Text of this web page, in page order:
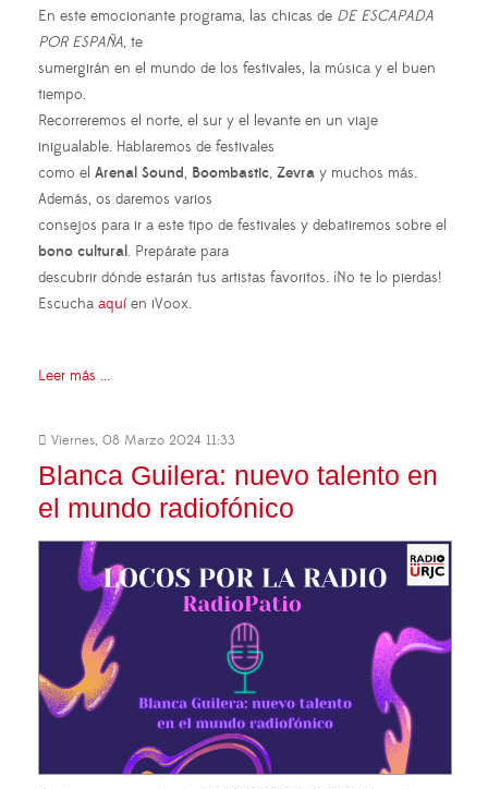
En este emocionante programa, las chicas de DE ESCAPADA
POR ESPAÑA, te
sumergirán en el mundo de los festivales, la música y el buen
tiempo.
Recorreremos el norte, el sur y el levante en un viaje
inigualable. Hablaremos de festivales
como el Arenal Sound, Boombastic, Zevra y muchos más.
Además, os daremos varios
consejos para ir a este tipo de festivales y debatiremos sobre el
bono cultural. Prepárate para
descubrir dónde estarán tus artistas favoritos. ¡No te lo pierdas!
Escucha aquíen iVoox.
Leer más ...
Viernes, 08 Marzo 2024 11:33
Blanca Guilera: nuevo talento en
el mundo radiofónico